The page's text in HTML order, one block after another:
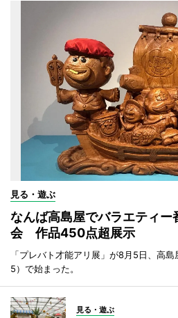
見る・遊ぶ
なんば高島屋でバラエティー
会 作品450点超展示
「プレバト才能アリ展」が8月5日、高
5）で始まった。
見る・遊ぶ